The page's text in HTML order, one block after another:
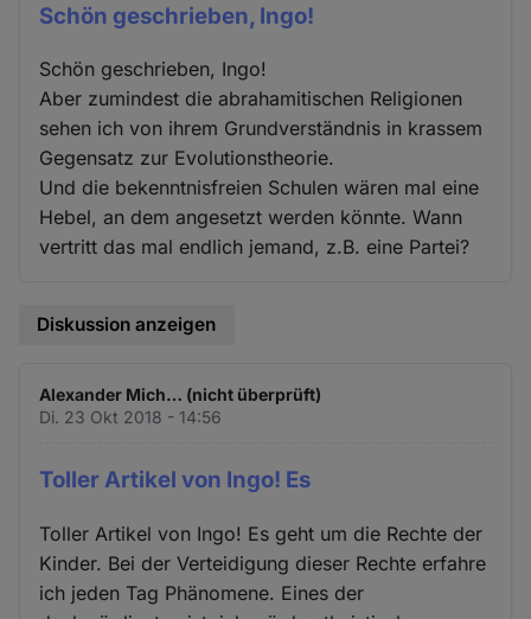
Schön geschrieben, Ingo!
Schön geschrieben, Ingo!
Aber zumindest die abrahamitischen Religionen
sehen ich von ihrem Grundverständnis in krassem
Gegensatz zur Evolutionstheorie.
Und die bekenntnisfreien Schulen wären mal eine
Hebel, an dem angesetzt werden könnte. Wann
vertritt das mal endlich jemand, z.B. eine Partei?
Diskussion anzeigen
Alexander Mich… (nicht überprüft)
Di. 23 Okt 2018 - 14:56
Toller Artikel von Ingo! Es
Toller Artikel von Ingo! Es geht um die Rechte der
Kinder. Bei der Verteidigung dieser Rechte erfahre
ich jeden Tag Phänomene. Eines der